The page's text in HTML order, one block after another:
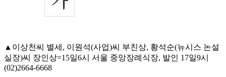
▲이상천씨 별세, 이원석(사업)씨 부친상, 황석순(뉴시스 논설
실장)씨 장인상=15일6시 서울 중앙장례식장, 발인 17일9시
(02)2664-6668